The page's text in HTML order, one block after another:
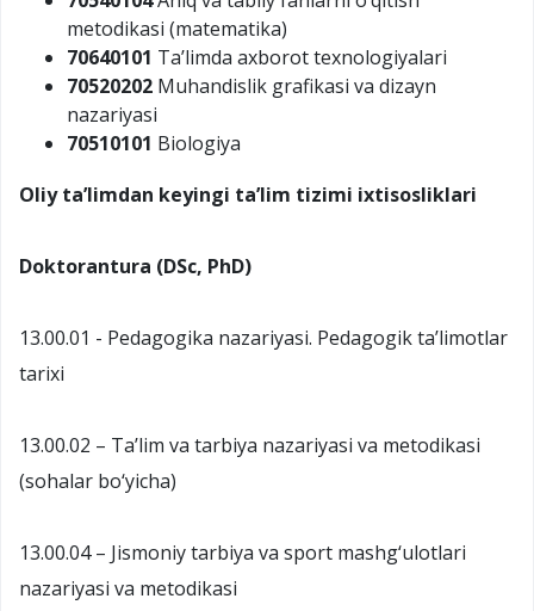
metodikasi (matematika)
70640101 Ta’limda axborot texnologiyalari
70520202 Muhandislik grafikasi va dizayn
nazariyasi
70510101 Biologiya
Oliy ta’limdan keyingi ta’lim tizimi ixtisosliklari
Doktorantura (DSc, PhD)
13.00.01 - Pedagogika nazariyasi. Pedagogik ta’limotlar
tarixi
13.00.02 – Ta’lim va tarbiya nazariyasi va metodikasi
(sohalar bo‘yicha)
13.00.04 – Jismoniy tarbiya va sport mashg‘ulotlari
nazariyasi va metodikasi